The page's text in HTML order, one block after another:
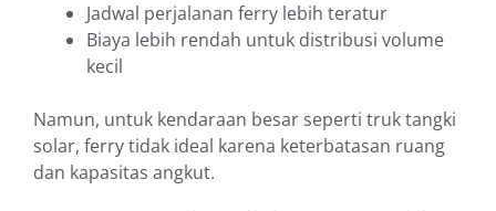
Jadwal perjalanan ferry lebih teratur
Biaya lebih rendah untuk distribusi volume
kecil
Namun, untuk kendaraan besar seperti truk tangki
solar, ferry tidak ideal karena keterbatasan ruang
dan kapasitas angkut.